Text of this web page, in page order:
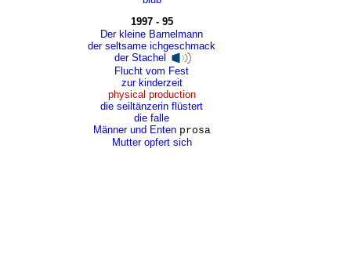
1997 - 95
Der kleine Barnelmann
der seltsame ichgeschmack
der Stachel
Flucht vom Fest
zur kinderzeit
physical production
die seiltänzerin flüstert
die falle
Männer und Enten prosa
Mutter opfert sich